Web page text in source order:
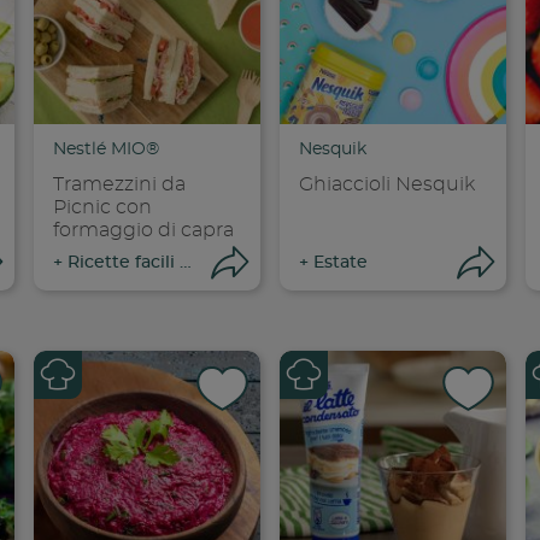
su
link
Condividi su
Copia link
Apri condivisione
su
Nestlé MIO®
Tramezzini da
Picnic con
formaggio di capra
+ Ricette facili e veloci Apri condivisione
Condividi su
Nesquik
Ghiaccioli Nesquik
+ Estate